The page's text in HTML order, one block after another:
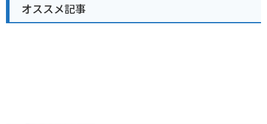
オススメ記事